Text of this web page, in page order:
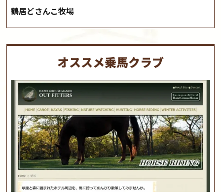
鶴居どさんこ牧場
オススメ乗馬クラブ